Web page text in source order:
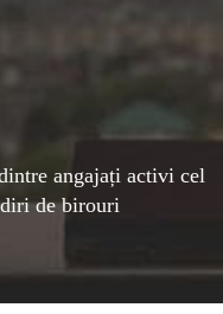
angajați activi cel
de birouri